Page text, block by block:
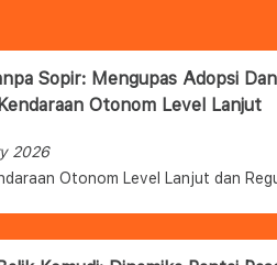
Sopir: Mengupas Adopsi
Otonom Level Lanjut
2026
Otonom Level Lanjut dan